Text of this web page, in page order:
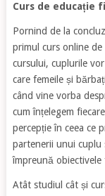
Curs de educație
Pornind de la
primul curs online
cursului, cuplurile
care femeile și
când vine vorba
cum înțelegem
percepție în ceea ce
partenerii unui cuplu
împreună obiectivele
Atât studiul cât și